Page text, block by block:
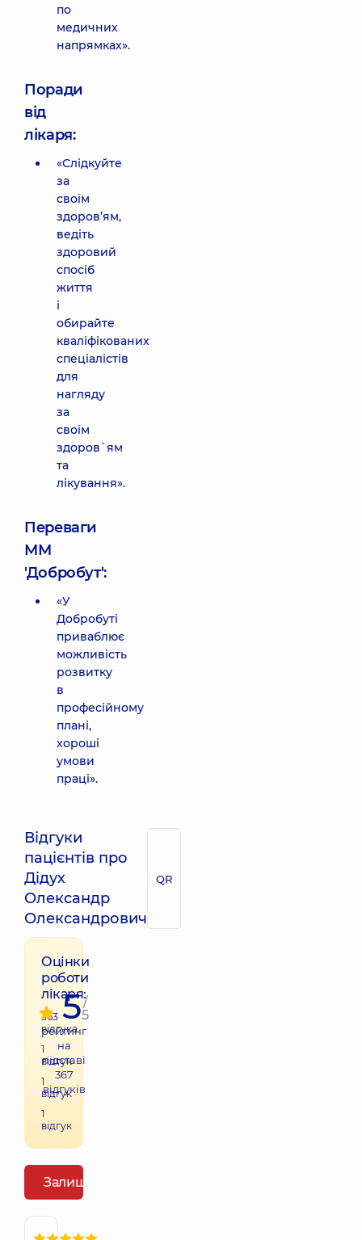
по
медичних
напрямках».
Поради
від
лікаря:
«Слідкуйте
за
своїм
здоров’ям,
ведіть
здоровий
спосіб
життя
і
обирайте
кваліфікованих
спеціалістів
для
нагляду
за
своїм
здоров`ям
та
лікування».
Переваги
ММ
'Добробут':
«У
Добробуті
приваблює
можливість
розвитку
в
професійному
плані,
хороші
умови
праці».
Відгуки
пацієнтів про
Дідух
Олександр
Олександрович
QR
Оцінки
роботи
лікаря:
363
відгука
1
відгук
1
відгук
1
відгук
5/
5
рейтинг
на
підставі
367
відгуків
Залишити відгук